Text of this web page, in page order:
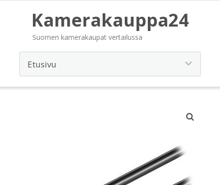
Kamerakauppa24
Suomen kamerakaupat vertailussa